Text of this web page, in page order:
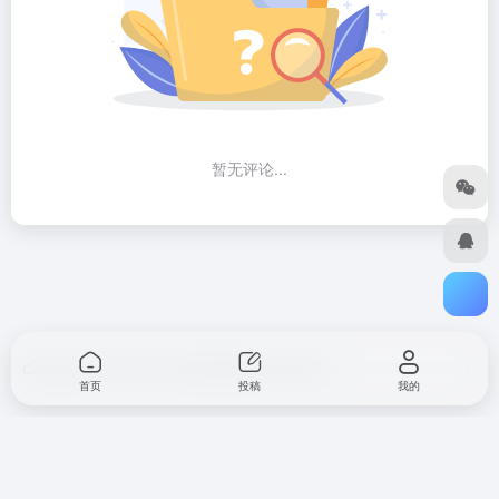
暂无评论...
Copyright © 2026 浙ICP备2023012168号-2
首页 投稿 我的